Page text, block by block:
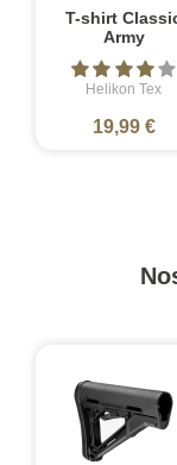
T-shirt
Army
Helikon Tex
19,99 €